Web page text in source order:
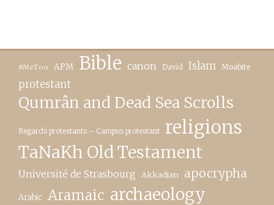
#MeToo APM Bible canon David Islam Moabite
protestant
Qumrân and Dead Sea Scrolls
Regards protestants – Campus protestant religions
TaNaKh Old Testament
Université de Strasbourg Akkadian apocrypha
Arabic Aramaic archaeology